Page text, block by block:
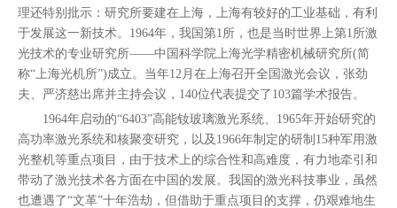
理还特别批示：研究所要建在上海，上海有较好的工业基础，有利
于发展这一新技术。1964年，我国第1所，也是当时世界上第1所激
光技术的专业研究所——中国科学院上海光学精密机械研究所(简
称“上海光机所”)成立。当年12月在上海召开全国激光会议，张劲
夫、严济慈出席并主持会议，140位代表提交了103篇学术报告。
1964年启动的“6403”高能钕玻璃激光系统、1965年开始研究的
高功率激光系统和核聚变研究，以及1966年制定的研制15种军用激
光整机等重点项目，由于技术上的综合性和高难度，有力地牵引和
带动了激光技术各方面在中国的发展。我国的激光科技事业，虽然
也遭遇了“文革”十年浩劫，但借助于重点项目的支撑，仍艰难地生